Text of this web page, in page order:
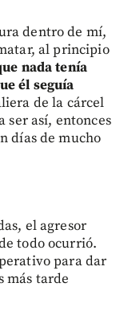
dentro de mí,
al principio
nada tenía
él seguía
de la cárcel
ser así, entonces
días de mucho
el agresor
todo ocurrió.
para dar
más tarde